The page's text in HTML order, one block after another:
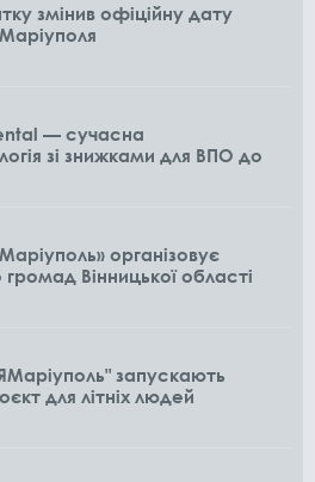
змінив офіційну дату
— сучасна
зі знижками для ВПО до
організовує
громад Вінницької області
запускають
для літніх людей